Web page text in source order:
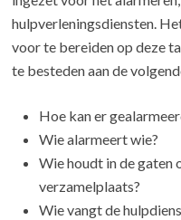
hulpverleningsdiensten.
voor te bereiden op deze
te besteden aan de
Hoe kan er
Wie alarmeert wie?
Wie houdt in de gaten
verzamelplaats?
Wie vangt de